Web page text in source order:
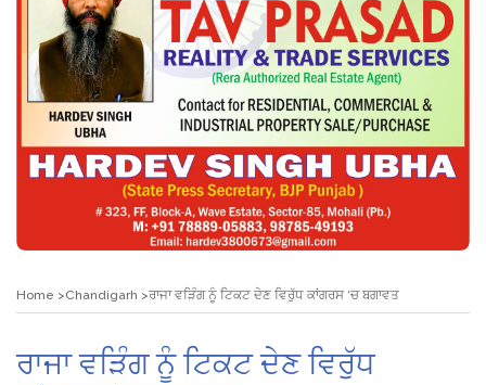
Home Chandigarh ਰਾਜਾ ਵੜਿੰਗ ਨੂੰ ਟਿਕਟ ਦੇਣ ਵਿਰੁੱਧ ਕਾਂਗਰਸ ‘ਚ ਬਗਾਵਤ
ਰਾਜਾ ਵੜਿੰਗ ਨੂੰ ਟਿਕਟ ਦੇਣ ਵਿਰੁੱਧ